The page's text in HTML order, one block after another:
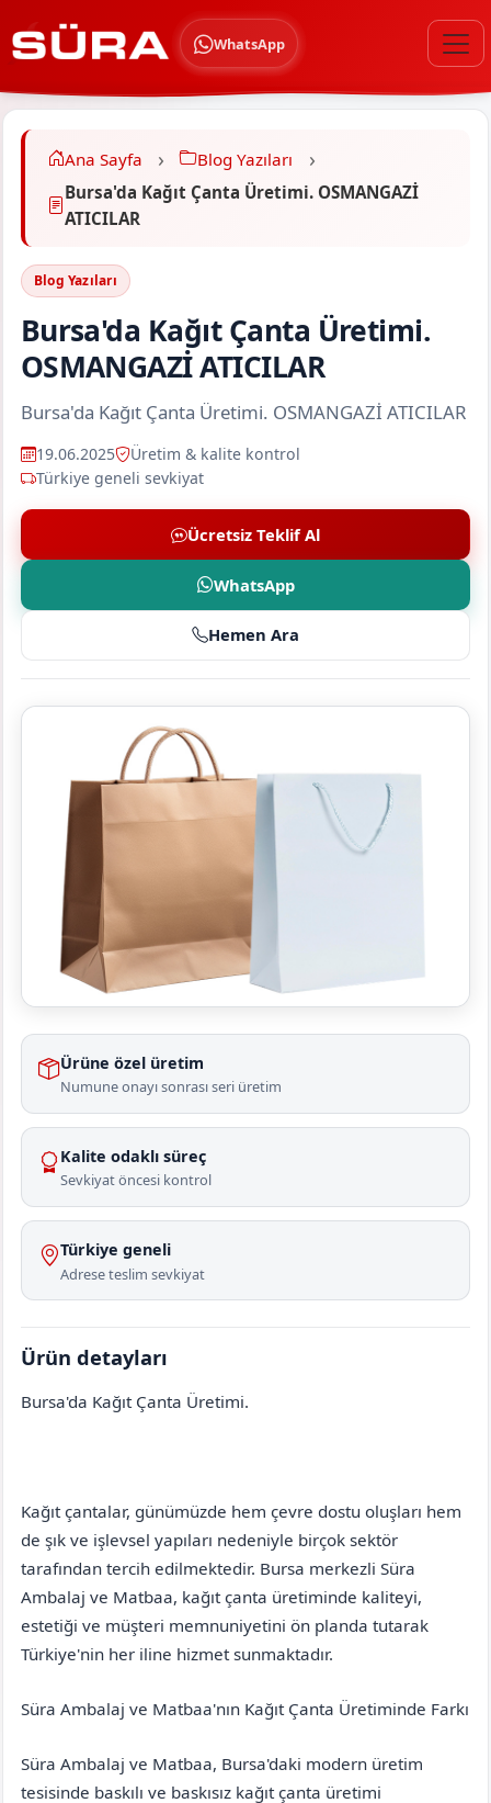
WhatsApp
Ana Sayfa
Blog Yazıları
Bursa'da Kağıt Çanta Üretimi. OSMANGAZİ
ATICILAR
Blog Yazıları
Bursa'da Kağıt Çanta Üretimi.
OSMANGAZİ ATICILAR
Bursa'da Kağıt Çanta Üretimi. OSMANGAZİ ATICILAR
19.06.2025
Üretim & kalite kontrol
Türkiye geneli sevkiyat
Ücretsiz Teklif Al
WhatsApp
Hemen Ara
Ürüne özel üretim
Numune onayı sonrası seri üretim
Kalite odaklı süreç
Sevkiyat öncesi kontrol
Türkiye geneli
Adrese teslim sevkiyat
Ürün detayları
Bursa'da Kağıt Çanta Üretimi.
Kağıt çantalar, günümüzde hem çevre dostu oluşları hem
de şık ve işlevsel yapıları nedeniyle birçok sektör
tarafından tercih edilmektedir. Bursa merkezli Süra
Ambalaj ve Matbaa, kağıt çanta üretiminde kaliteyi,
estetiği ve müşteri memnuniyetini ön planda tutarak
Türkiye'nin her iline hizmet sunmaktadır.
Süra Ambalaj ve Matbaa'nın Kağıt Çanta Üretiminde Farkı
Süra Ambalaj ve Matbaa, Bursa'daki modern üretim
tesisinde baskılı ve baskısız kağıt çanta üretimi